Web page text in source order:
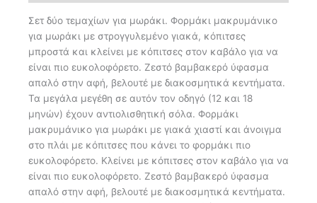
Σετ δύο τεμαχίων για μωράκι. Φορμάκι μακρυμάνικο
για μωράκι με στρογγυλεμένο γιακά, κόπιτσες
μπροστά και κλείνει με κόπιτσες στον καβάλο για να
είναι πιο ευκολοφόρετο. Ζεστό βαμβακερό ύφασμα
απαλό στην αφή, βελουτέ με διακοσμητικά κεντήματα.
Τα μεγάλα μεγέθη σε αυτόν τον οδηγό (12 και 18
μηνών) έχουν αντιολισθητική σόλα. Φορμάκι
μακρυμάνικο για μωράκι με γιακά χιαστί και άνοιγμα
στο πλάι με κόπιτσες που κάνει το φορμάκι πιο
ευκολοφόρετο. Κλείνει με κόπιτσες στον καβάλο για να
είναι πιο ευκολοφόρετο. Ζεστό βαμβακερό ύφασμα
απαλό στην αφή, βελουτέ με διακοσμητικά κεντήματα.